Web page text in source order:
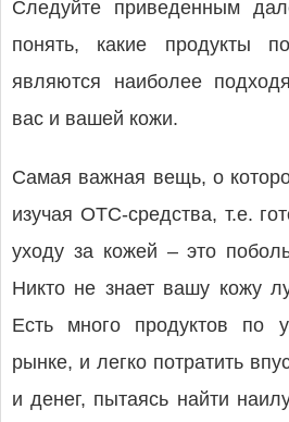
Следуйте приведенным
понять, какие продукты
являются наиболее
вас и вашей кожи.
Самая важная вещь, о
изучая ОТС-средства, т.е.
уходу за кожей – это
Никто не знает вашу кожу
Есть много продуктов по
рынке, и легко потратить
и денег, пытаясь найти